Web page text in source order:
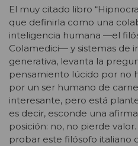
El muy citado libro
que definirla como una
inteligencia humana —el
Colamedici— y sistemas de
generativa, levanta la
pensamiento lúcido por no
por un ser humano de
interesante, pero está
es decir, esconde una
posición: no, no pierde
probar este filósofo italiano